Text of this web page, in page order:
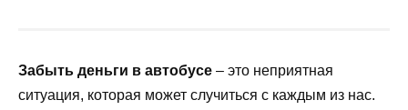
Забыть деньги в автобусе – это неприятная
ситуация, которая может случиться с каждым из нас.